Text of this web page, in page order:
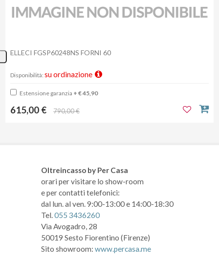
ELLECI FGSP60248NS FORNI 60
Disponibilità: su ordinazione
Estensione garanzia + € 45,90
615,00 € 790,00 €
Oltreincasso by Per Casa
orari per visitare lo show-room
e per contatti telefonici:
dal lun. al ven. 9:00-13:00 e 14:00-18:30
Tel.055 3436260
Via Avogadro, 28
50019 Sesto Fiorentino (Firenze)
Sito showroom: www.percasa.me